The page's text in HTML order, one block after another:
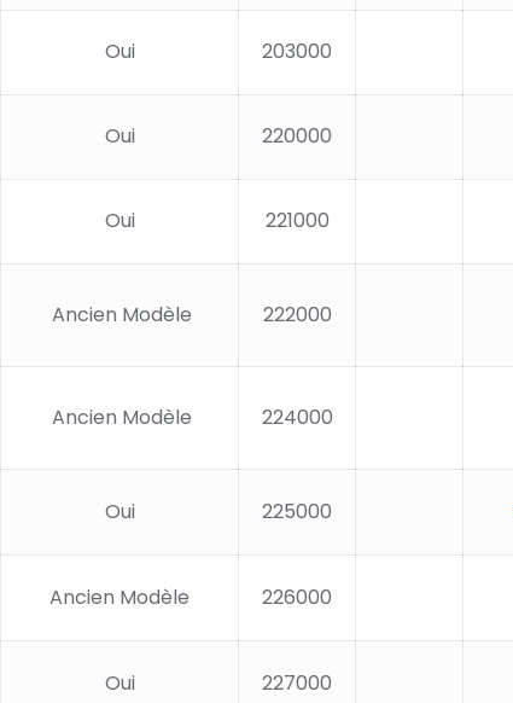
Oui 203000
Oui 220000
Oui 221000
Ancien Modèle 222000
Ancien Modèle 224000
Oui 225000
Ancien Modèle 226000
Oui 227000